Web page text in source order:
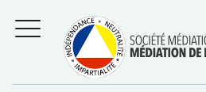
Régler les litiges
entre
consommateurs et
professionnels avec
la médiation de la
consommation
MENU